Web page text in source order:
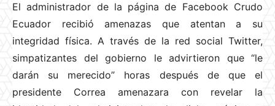
El administrador de la página de Facebook Crudo
Ecuador recibió amenazas que atentan a su
integridad física. A través de la red social Twitter,
simpatizantes del gobierno le advirtieron que “le
darán su merecido” horas después de que el
presidente Correa amenazara con revelar la